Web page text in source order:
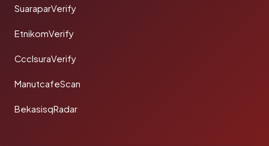
SuaraparVerify
EtnikomVerify
CcclsuraVerify
ManutcafeScan
BekasisqRadar